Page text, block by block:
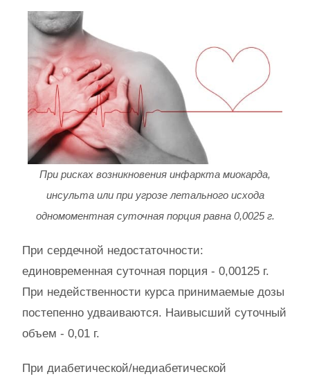
При рисках возникновения инфаркта миокарда,
инсульта или при угрозе летального исхода
одномоментная суточная порция равна 0,0025 г.
При сердечной недостаточности:
единовременная суточная порция - 0,00125 г.
При недейственности курса принимаемые дозы
постепенно удваиваются. Наивысший суточный
объем - 0,01 г.
При диабетической/недиабетической